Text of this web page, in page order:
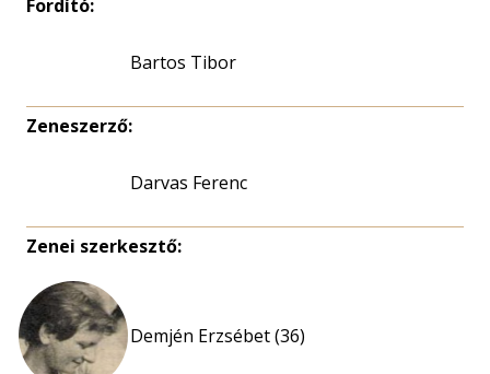
Fordító:
Bartos Tibor
Zeneszerző:
Darvas Ferenc
Zenei szerkesztő:
Demjén Erzsébet (36)